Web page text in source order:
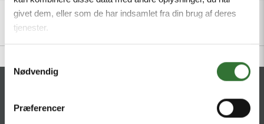
givet dem, eller som de har indsamlet fra din brug af deres
tjenester.
Nødvendig
Præferencer